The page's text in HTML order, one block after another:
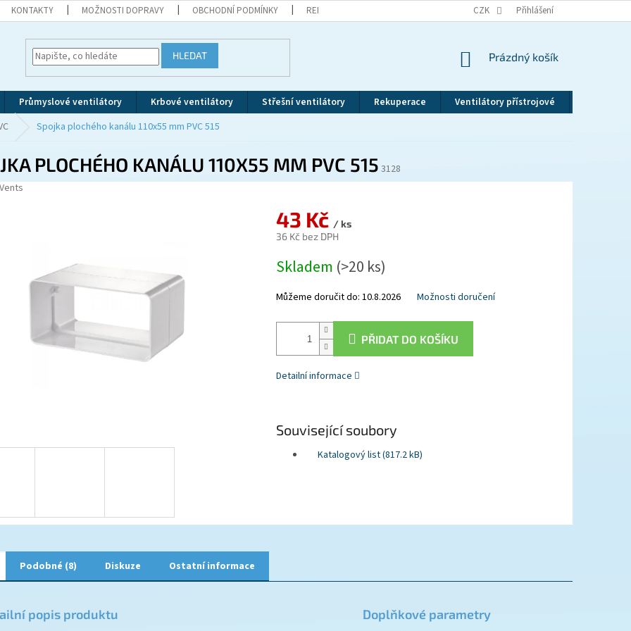
KONTAKTY MOŽNOSTI DOPRAVY OBCHODNÍ PODMÍNKY REKLAMAČNÍ ŘÁD ZÁSADY OCHRANY OSOBNÍCH
CZK Přihlášení
HLEDAT
NÁKUPNÍ
Prázdný košík
Průmyslové ventilátory Krbové ventilátory Střešní ventilátory Rekuperace Ventilátory přístrojové
Spojka plochého kanálu 110x55 mm PVC 515
PLOCHÉHO KANÁLU 110X55 MM PVC 515 3128
Vents
43 Kč / ks
36 Kč bez DPH
cena:
Skladem (>20 ks)
Můžeme doručit do: 10.8.2026 Možnosti doručení
PŘIDAT DO KOŠÍKU
Detailní informace
Související soubory
Katalogový list (817.2 kB)
Podobné (8) Diskuze Ostatní informace
popis produktu
Doplňkové parametry